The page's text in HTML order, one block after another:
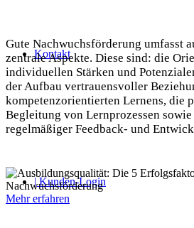
Kontakt
| Kunden-Login
Gute Nachwuchsförderung umfasst
zentrale Aspekte. Diese sind: die
individuellen Stärken und
der Aufbau vertrauensvoller
kompetenzorientierten Lernens, die
Begleitung von Lernprozessen
regelmäßiger Feedback- und
Mehr erfahren